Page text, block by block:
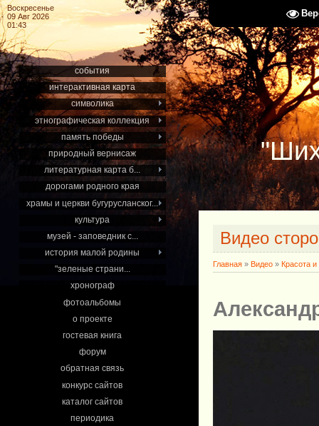
Воскресенье
09 Авг 2026
01:43
события
интерактивная карта
символика
этнографическая коллекция
память победы
природный вернисаж
литературная карта б...
дорогами родного края
храмы и церкви бугурусланског...
культура
музей - заповедник с...
история малой родины
"зеленые страни...
хронограф
фотоальбомы
о проекте
гостевая книга
форум
обратная связь
конкурс сайтов
каталог сайтов
периодика
Видео
Главная » Видео » Красота